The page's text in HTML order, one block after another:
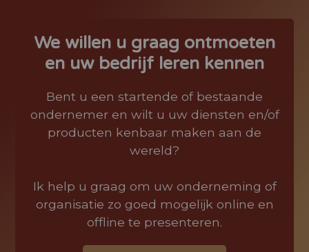
We willen u graag ontmoeten
en uw bedrijf leren kennen
Bent u een startende of bestaande
ondernemer en wilt u uw diensten en/of
producten kenbaar maken aan de
wereld?
Ik help u graag om uw onderneming of
organisatie zo goed mogelijk online en
offline te presenteren.